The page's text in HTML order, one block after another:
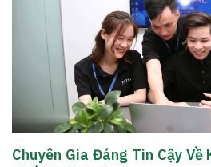
Chuyên Gia Đáng Tin Cậy Về